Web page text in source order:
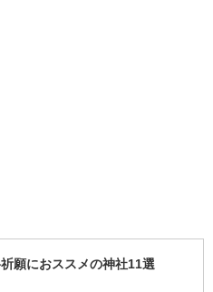
願におススメの神社11選